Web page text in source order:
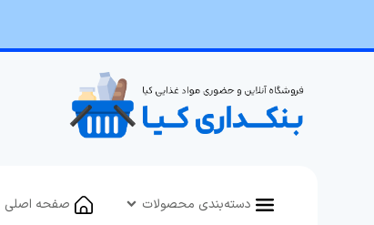
دسته‌بندی محصولات صفحه اصلی